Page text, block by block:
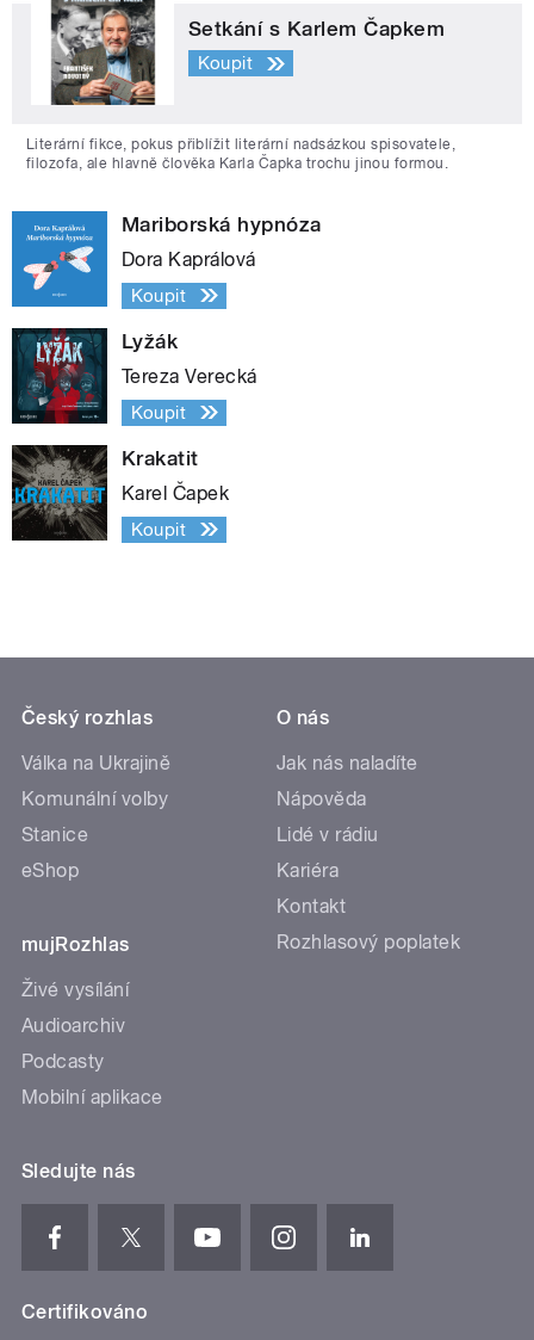
Setkání s Karlem Čapkem
Koupit
Literární fikce, pokus přiblížit literární nadsázkou spisovatele,
filozofa, ale hlavně člověka Karla Čapka trochu jinou formou.
Mariborská hypnóza
Dora Kaprálová
Koupit
Lyžák
Tereza Verecká
Koupit
Krakatit
Karel Čapek
Koupit
Český rozhlas
Válka na Ukrajině
Komunální volby
Stanice
eShop
mujRozhlas
Živé vysílání
Audioarchiv
Podcasty
Mobilní aplikace
O nás
Jak nás naladíte
Nápověda
Lidé v rádiu
Kariéra
Kontakt
Rozhlasový poplatek
Sledujte nás
Certifikováno